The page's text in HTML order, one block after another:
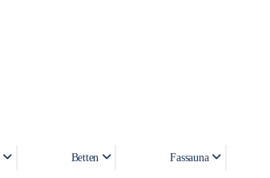
Betten Fassauna